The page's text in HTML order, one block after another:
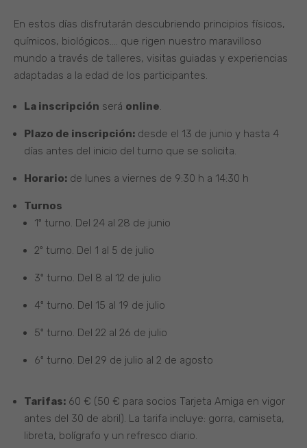
En estos días disfrutarán descubriendo principios físicos,
químicos, biológicos…. que rigen nuestro maravilloso
mundo a través de talleres, visitas guiadas y experiencias
adaptadas a la edad de los participantes.
La inscripción será online.
Plazo de inscripción: desde el 13 de junio y hasta 4
días antes del inicio del turno que se solicita.
Horario: de lunes a viernes de 9:30 h a 14:30 h
Turnos
1º turno. Del 24 al 28 de junio
2º turno. Del 1 al 5 de julio
3º turno. Del 8 al 12 de julio
4º turno. Del 15 al 19 de julio
5º turno. Del 22 al 26 de julio
6º turno. Del 29 de julio al 2 de agosto
Tarifas: 60 € (50 € para socios Tarjeta Amiga en vigor
antes del 30 de abril). La tarifa incluye: gorra, camiseta,
libreta, bolígrafo y un refresco diario.